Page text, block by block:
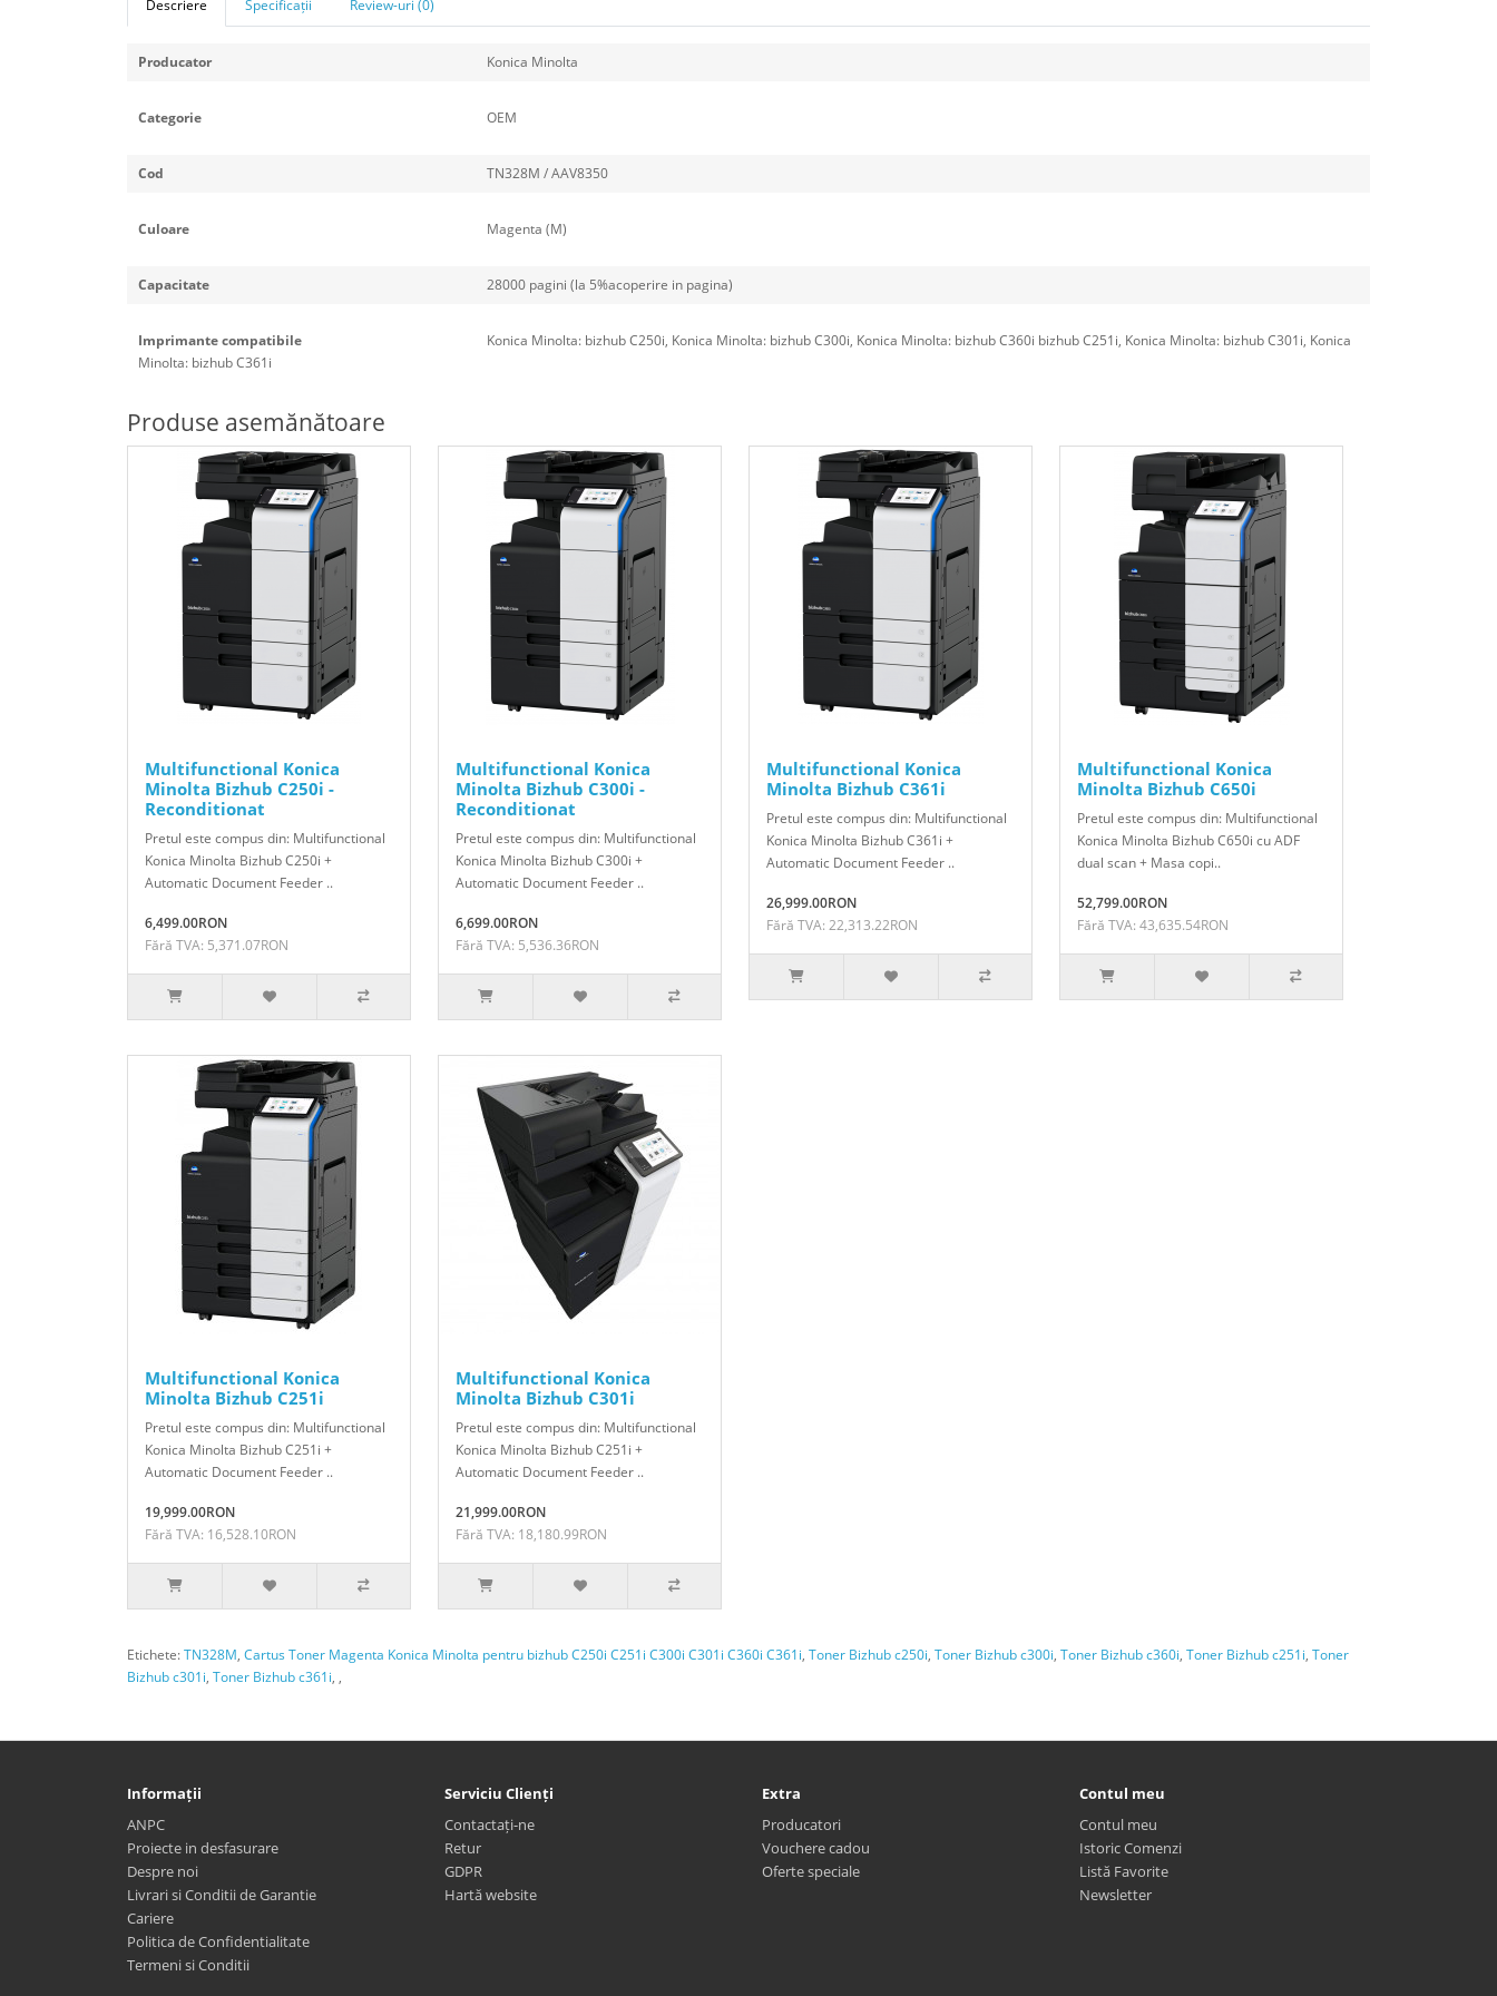
Descriere Specificații Review-uri (0)
Producator Konica Minolta
Categorie OEM
Cod TN328M / AAV8350
Culoare Magenta (M)
Capacitate 28000 pagini (la 5%acoperire in pagina)
Imprimante compatibile
Konica Minolta: bizhub C250i, Konica Minolta: bizhub C300i, Konica Minolta: bizhub C360i bizhub C251i, Konica Minolta: bizhub C301i, Konica
Minolta: bizhub C361i
Produse asemănătoare
Multifunctional Konica
Minolta Bizhub C250i -
Reconditionat
Pretul este compus din: Multifunctional
Konica Minolta Bizhub C250i +
Automatic Document Feeder ..
6,499.00RON
Fără TVA: 5,371.07RON
Multifunctional Konica
Minolta Bizhub C300i -
Reconditionat
Pretul este compus din: Multifunctional
Konica Minolta Bizhub C300i +
Automatic Document Feeder ..
6,699.00RON
Fără TVA: 5,536.36RON
Multifunctional Konica
Minolta Bizhub C361i
Pretul este compus din: Multifunctional
Konica Minolta Bizhub C361i +
Automatic Document Feeder ..
26,999.00RON
Fără TVA: 22,313.22RON
Multifunctional Konica
Minolta Bizhub C650i
Pretul este compus din: Multifunctional
Konica Minolta Bizhub C650i cu ADF
dual scan + Masa copi..
52,799.00RON
Fără TVA: 43,635.54RON
Multifunctional Konica
Minolta Bizhub C251i
Pretul este compus din: Multifunctional
Konica Minolta Bizhub C251i +
Automatic Document Feeder ..
19,999.00RON
Fără TVA: 16,528.10RON
Multifunctional Konica
Minolta Bizhub C301i
Pretul este compus din: Multifunctional
Konica Minolta Bizhub C251i +
Automatic Document Feeder ..
21,999.00RON
Fără TVA: 18,180.99RON
Etichete:TN328M, Cartus Toner Magenta Konica Minolta pentru bizhub C250i C251i C300i C301i C360i C361i, Toner Bizhub c250i, Toner Bizhub c300i, Toner Bizhub c360i, Toner Bizhub c251i, Toner
Bizhub c301i, Toner Bizhub c361i, ,
Informații
ANPC
Proiecte in desfasurare
Despre noi
Livrari si Conditii de Garantie
Cariere
Politica de Confidentialitate
Termeni si Conditii
Serviciu Clienți
Contactați-ne
Retur
GDPR
Hartă website
Extra
Producatori
Vouchere cadou
Oferte speciale
Contul meu
Contul meu
Istoric Comenzi
Listă Favorite
Newsletter